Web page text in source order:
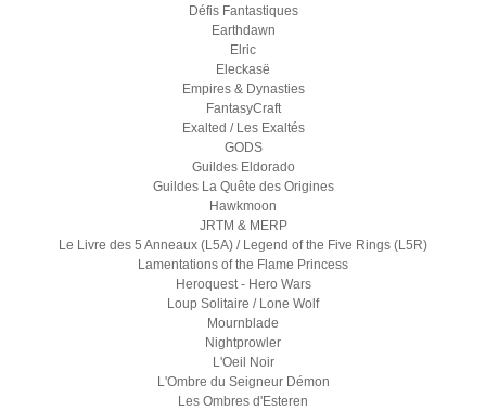
Défis Fantastiques
Earthdawn
Elric
Eleckasë
Empires & Dynasties
FantasyCraft
Exalted / Les Exaltés
GODS
Guildes Eldorado
Guildes La Quête des Origines
Hawkmoon
JRTM & MERP
Le Livre des 5 Anneaux (L5A) / Legend of the Five Rings (L5R)
Lamentations of the Flame Princess
Heroquest - Hero Wars
Loup Solitaire / Lone Wolf
Mournblade
Nightprowler
L'Oeil Noir
L'Ombre du Seigneur Démon
Les Ombres d'Esteren